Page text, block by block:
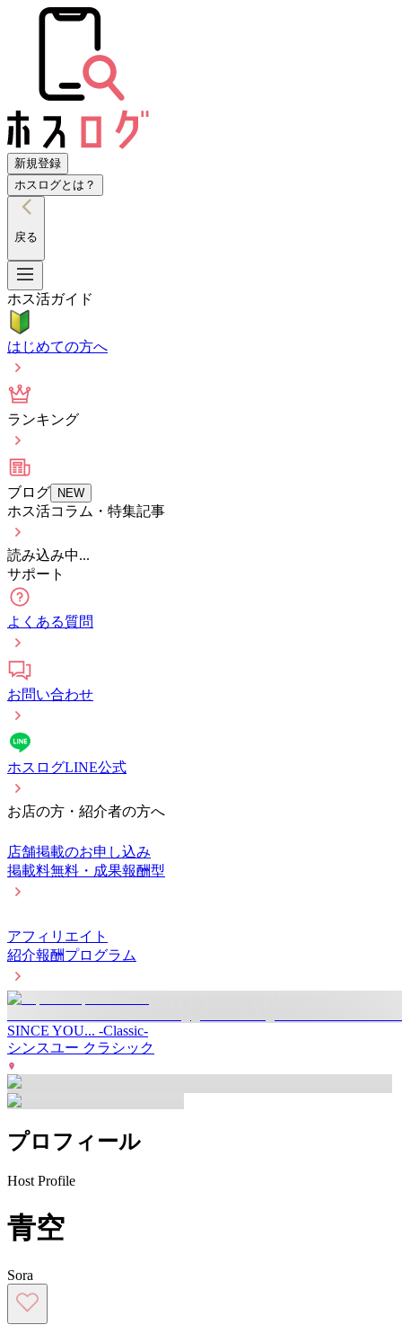
新規登録
ホスログとは？
戻る
ホス活ガイド
はじめての方へ
ランキング
ブログ NEW
ホス活コラム・特集記事
読み込み中...
サポート
よくある質問
お問い合わせ
ホスログLINE公式
お店の方・紹介者の方へ
店舗掲載のお申し込み
掲載料無料・成果報酬型
アフィリエイト
紹介報酬プログラム
SINCE YOU... -Classic-
シンスユー クラシック
プロフィール
Host Profile
青空
Sora